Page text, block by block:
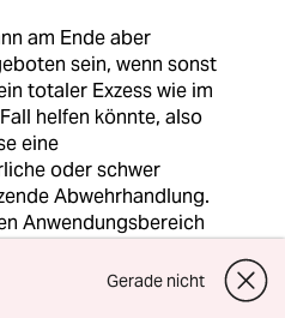
am Ende aber
sein, wenn sonst
totaler Exzess wie im
helfen könnte, also
eine
oder schwer
Abwehrhandlung.
Anwendungsbereich
Notwehrrecht ist
Gerade nicht